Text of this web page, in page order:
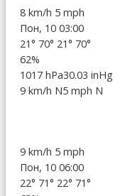
8 km/h 5 mph
Пон, 10 03:00
21° 70° 21° 70°
62%
1017 hPa30.03 inHg
9 km/h N5 mph N
9 km/h 5 mph
Пон, 10 06:00
22° 71° 22° 71°